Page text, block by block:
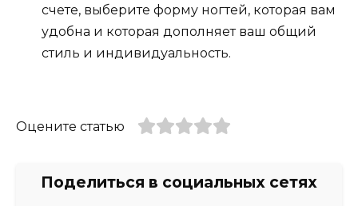
счете, выберите форму ногтей, которая вам
удобна и которая дополняет ваш общий
стиль и индивидуальность.
Оцените статью